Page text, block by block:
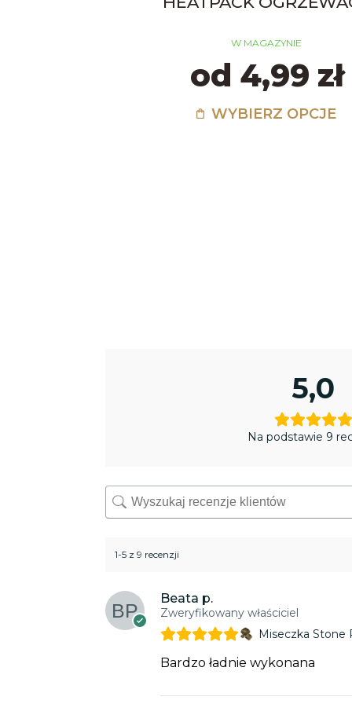
W MAGAZYNIE
od 4,99 zł
WYBIERZ OPCJE
5,0
Na podstawie 9
1-5 z 9 recenzji
Beata p.
Zweryfikowany właściciel
Miseczka Stone
Bardzo ładnie wykonana